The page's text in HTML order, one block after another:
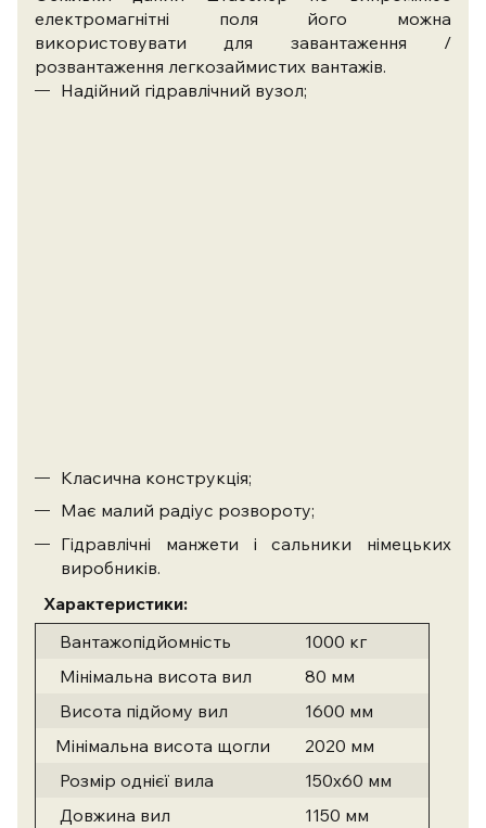
електромагнітні поля його можна
використовувати для завантаження /
розвантаження легкозаймистих вантажів.
Надійний гідравлічний вузол;
Класична конструкція;
Має малий радіус розвороту;
Гідравлічні манжети і сальники німецьких
виробників.
Характеристики:
Вантажопідйомність
1000 кг
Мінімальна висота вил
80 мм
Висота підйому вил
1600 мм
Мінімальна висота щогли
2020 мм
Розмір однієї вила
150х60 мм
Довжина вил
1150 мм